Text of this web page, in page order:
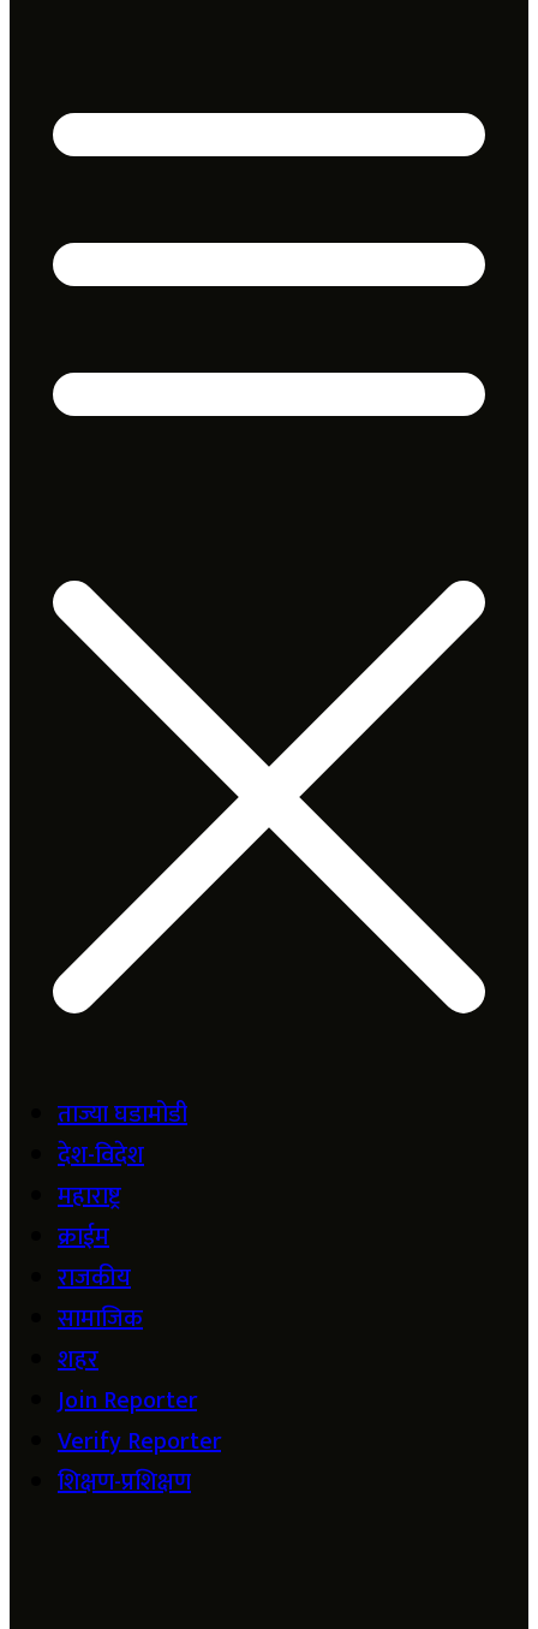
ताज्या घडामोडी
देश-विदेश
महाराष्ट्र
क्राईम
राजकीय
सामाजिक
शहर
Join Reporter
Verify Reporter
शिक्षण-प्रशिक्षण